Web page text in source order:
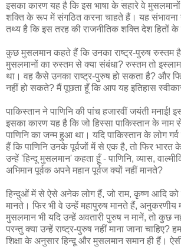
इसका कारण यह है कि इस भाषा के सहारे वे
शक्ति के रूप में संगठित करना चाहते हैं। यह संभावना
तथ्य है कि इस तरह की राजनीतिक शक्ति देश हितों के
कुछ मुसलमान कहते हैं कि उनका राष्ट्र-पुरुष रुस्तम
मुसलमानों का रुस्तम से क्या संबंधा? रुस्तम तो
था। वह कैसे उनका राष्ट्र-पुरुष हो सकता है? और
नहीं हो सकते? मैं पूछता हूँ कि आप यह इतिहास
पाकिस्तान ने पाणिनि की पांच हजारवीं जयंती मनाई!
इसका कारण यह है कि जो हिस्सा पाकिस्तान के नाम
पाणिनि का जन्म हुआ था। यदि पाकिस्तान के लोग
हैं कि पाणिनि उनके पूर्वजों में से एक है, तो फिर भारत
उन्हें 'हिन्दू मुसलमान' कहता हूँ - पाणिनि, व्यास,
अभिमान पूर्वक अपने महान पूर्वज क्यों नहीं मानते?
हिन्दुओं में से ऐसे अनेक लोग हैं, जो राम, कृष्ण आदि को
मानते। फिर भी वे उन्हें महापुरुष मानते हैं, अनुकरणीय
मुसलमान भी यदि उन्हें अवतारी पुरुष न मानें, तो कुछ
परन्तु क्या उन्हें राष्ट्र-पुरुष नहीं माना जाना चाहिए?
शिक्षा के अनुसार हिन्दू और मुसलमान समान ही हैं।